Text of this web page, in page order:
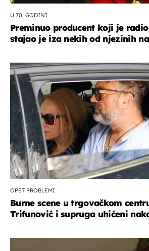
U 70. GODINI
Preminuo producent koji je
stajao je iza nekih od njezinih
OPET PROBLEMI
Burne scene u trgovačkom
Trifunović i supruga uhićeni